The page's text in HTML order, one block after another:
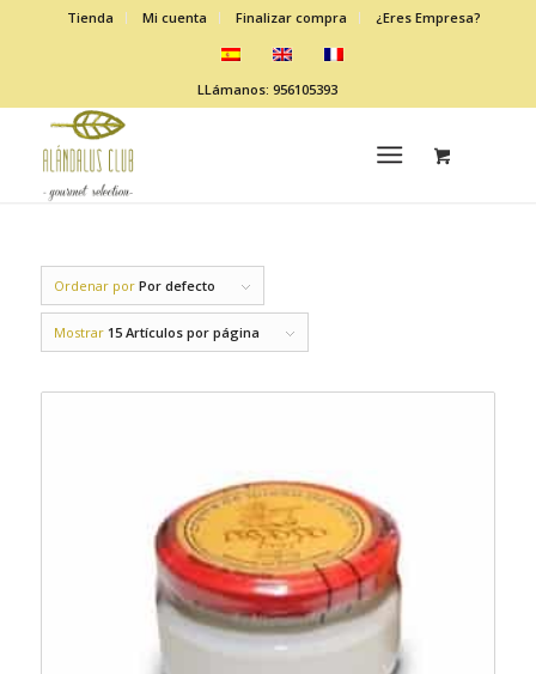
Tienda Mi cuenta Finalizar compra ¿Eres Empresa?
LLámanos: 956105393
Ordenar por Por defecto
Mostrar 15 Artículos por página